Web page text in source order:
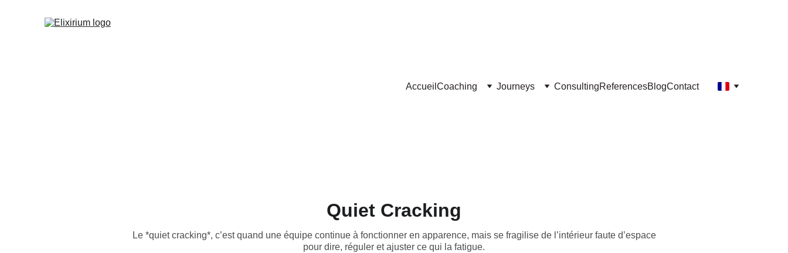
Accueil Coaching Journeys ConsultingReferencesBlogContact
Quiet Cracking
Le *quiet cracking*, c’est quand une équipe continue à fonctionner en apparence, mais se fragilise de l’intérieur faute d’espace
pour dire, réguler et ajuster ce qui la fatigue.